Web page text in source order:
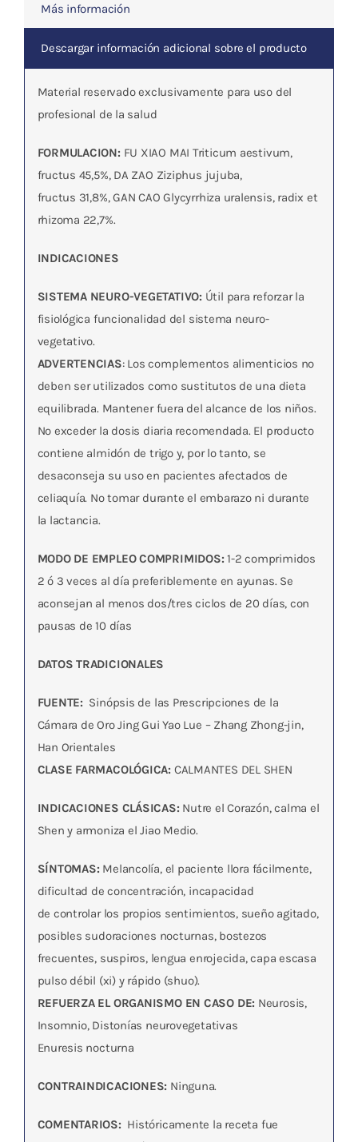
Más información
Descargar información adicional sobre el producto
Material reservado exclusivamente para uso del
profesional de la salud
FORMULACION: FU XIAO MAI Triticum aestivum,
fructus 45,5%, DA ZAO Ziziphus jujuba,
fructus 31,8%, GAN CAO Glycyrrhiza uralensis, radix et
rhizoma 22,7%.
INDICACIONES
SISTEMA NEURO-VEGETATIVO: Útil para reforzar la
fisiológica funcionalidad del sistema neuro-
vegetativo.
ADVERTENCIAS: Los complementos alimenticios no
deben ser utilizados como sustitutos de una dieta
equilibrada. Mantener fuera del alcance de los niños.
No exceder la dosis diaria recomendada. El producto
contiene almidón de trigo y, por lo tanto, se
desaconseja su uso en pacientes afectados de
celiaquía. No tomar durante el embarazo ni durante
la lactancia.
MODO DE EMPLEO COMPRIMIDOS: 1-2 comprimidos
2 ó 3 veces al día preferiblemente en ayunas. Se
aconsejan al menos dos/tres ciclos de 20 días, con
pausas de 10 días
DATOS TRADICIONALES
FUENTE: Sinópsis de las Prescripciones de la
Cámara de Oro Jing Gui Yao Lue – Zhang Zhong-jin,
Han Orientales
CLASE FARMACOLÓGICA: CALMANTES DEL SHEN
INDICACIONES CLÁSICAS: Nutre el Corazón, calma el
Shen y armoniza el Jiao Medio.
SÍNTOMAS: Melancolía, el paciente llora fácilmente,
dificultad de concentración, incapacidad
de controlar los propios sentimientos, sueño agitado,
posibles sudoraciones nocturnas, bostezos
frecuentes, suspiros, lengua enrojecida, capa escasa
pulso débil (xi) y rápido (shuo).
REFUERZA EL ORGANISMO EN CASO DE: Neurosis,
Insomnio, Distonías neurovegetativas
Enuresis nocturna
CONTRAINDICACIONES: Ninguna.
COMENTARIOS: Históricamente la receta fue